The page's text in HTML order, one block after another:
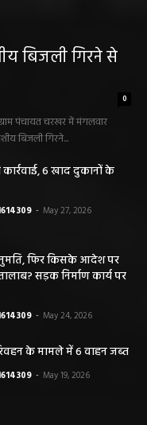
बिजली गिरने से
0
पंचायत चरखर में मंगलवार
बिजली गिरने...
6 खाद दुकानों के
- May 27, 2026
फिर किसके आदेश पर
सड़क निर्माण कार्य पर
- May 24, 2026
के मामले में 6 वाहन जब्त
- May 19, 2026